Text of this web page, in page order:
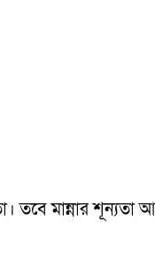
তবে মান্নার